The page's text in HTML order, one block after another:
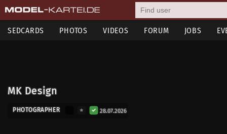
SEDCARDS PHOTOS VIDEOS FORUM JOBS
MK Design
PHOTOGRAPHER 28.07.2026